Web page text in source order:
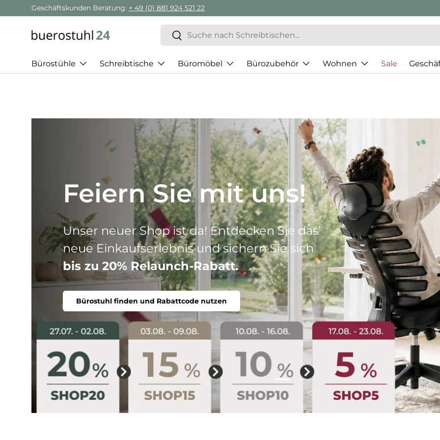
Direkt zum Inhalt
Geschäftskunden Beratung: + 49 (0) 881 924 521 22
Suchen
Suchen
Bürostühle Schreibtische Büromöbel Bürozubehör Wohnen Sale
Best of HJH
Drei Produktlinien, ein Ziel: Ihr perfekter
Stuhl. Ergonomisch, komfortabel, individuell.
Bürostuhl finden
Folie laden 1 von 5
Folie laden 2 von 5
Folie laden 3 von 5
Folie laden 4 von 5
Folie laden 5